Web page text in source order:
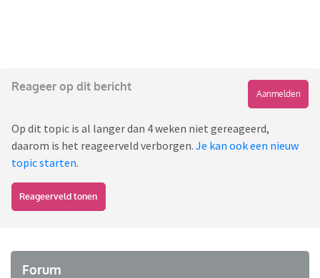
Reageer op dit bericht
Aanmelden
Op dit topic is al langer dan 4 weken niet gereageerd,
daarom is het reageerveld verborgen. Je kan ook een nieuw
topic starten.
Reageerveld tonen
Forum